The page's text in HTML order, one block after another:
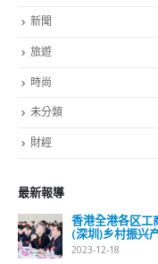
新聞
旅遊
時尚
未分類
財經
最新報導
香港全港各区工
(深圳)乡村振兴
2023-12-18